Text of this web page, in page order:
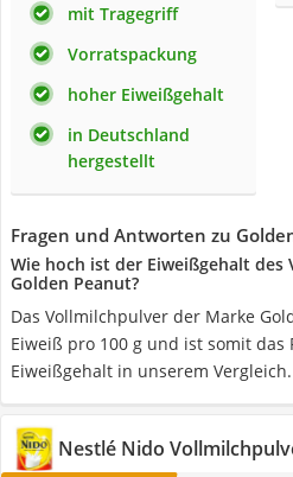
mit Tragegriff
Vorratspackung
hoher Eiweißgehalt
in Deutschland
hergestellt
Fragen und Antworten zu
Wie hoch ist der Eiweißgehalt
Golden Peanut?
Das Vollmilchpulver der Marke
Eiweiß pro 100 g und ist somit
Eiweißgehalt in unserem Vergleich.
Nestlé Nido